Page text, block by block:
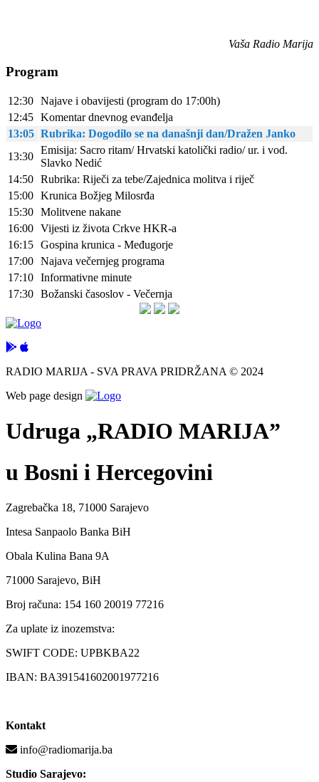
Vaša Radio Marija
Program
12:30 Najave i obavijesti (program do 17:00h)
12:45 Komentar dnevnog evanđelja
13:05 Rubrika: Dogodilo se na današnji dan/Dražen Janko
13:30
Emisija: Sacro ritam/ Hrvatski katolički radio/ ur. i vod.
Slavko Nedić
14:50 Rubrika: Riječi za tebe/Zajednica molitva i riječ
15:00 Krunica Božjeg Milosrđa
15:30 Molitvene nakane
16:00 Vijesti iz života Crkve HKR-a
16:15 Gospina krunica - Međugorje
17:00 Najava večernjeg programa
17:10 Informativne minute
17:30 Božanski časoslov - Večernja
RADIO MARIJA - SVA PRAVA PRIDRŽANA © 2024
Web page design
Udruga „RADIO MARIJA”
u Bosni i Hercegovini
Zagrebačka 18, 71000 Sarajevo
Intesa Sanpaolo Banka BiH
Obala Kulina Bana 9A
71000 Sarajevo, BiH
Broj računa: 154 160 20019 77216
Za uplate iz inozemstva:
SWIFT CODE: UPBKBA22
IBAN: BA391541602001977216
Kontakt
info@radiomarija.ba
Studio Sarajevo: